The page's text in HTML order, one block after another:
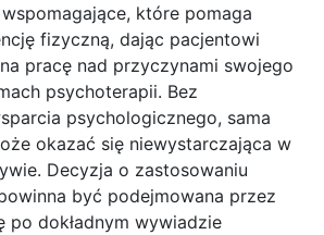
które pomaga
fizyczną, dając pacjentowi
pracę nad przyczynami swojego
psychoterapii. Bez
psychologicznego, sama
okazać się niewystarczająca w
Decyzja o zastosowaniu
być podejmowana przez
po dokładnym wywiadzie